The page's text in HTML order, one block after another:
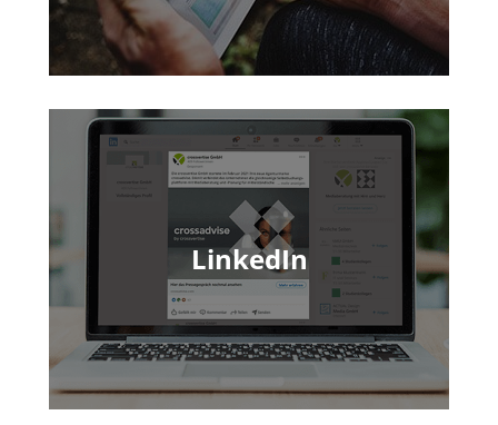
LinkedIn